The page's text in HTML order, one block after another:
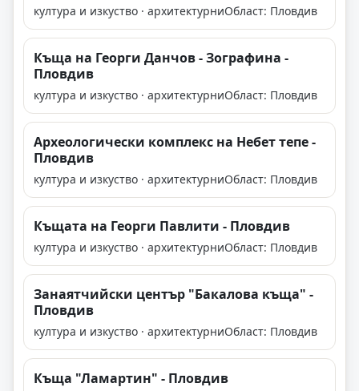
култура и изкуство · архитектурниОбласт: Пловдив
Къща на Георги Данчов - Зографина -
Пловдив
култура и изкуство · архитектурниОбласт: Пловдив
Археологически комплекс на Небет тепе -
Пловдив
култура и изкуство · архитектурниОбласт: Пловдив
Къщата на Георги Павлити - Пловдив
култура и изкуство · архитектурниОбласт: Пловдив
Занаятчийски център "Бакалова къща" -
Пловдив
култура и изкуство · архитектурниОбласт: Пловдив
Къща "Ламартин" - Пловдив